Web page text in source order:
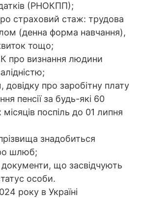
(РНОКПП);
страховий стаж: трудова
(денна форма навчання),
тощо;
про визнання людини
про заробітну плату
пенсії за будь-які 60
поспіль до 01 липня
знадобиться
шлюб;
документи, що засвідчують
особи.
року в Україні